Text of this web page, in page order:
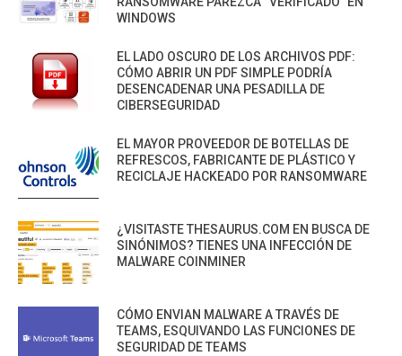
WINDOWS
EL LADO OSCURO DE LOS ARCHIVOS PDF:
CÓMO ABRIR UN PDF SIMPLE PODRÍA
DESENCADENAR UNA PESADILLA DE
CIBERSEGURIDAD
EL MAYOR PROVEEDOR DE BOTELLAS DE
REFRESCOS, FABRICANTE DE PLÁSTICO Y
RECICLAJE HACKEADO POR RANSOMWARE
¿VISITASTE THESAURUS.COM EN BUSCA DE
SINÓNIMOS? TIENES UNA INFECCIÓN DE
MALWARE COINMINER
CÓMO ENVIAN MALWARE A TRAVÉS DE
TEAMS, ESQUIVANDO LAS FUNCIONES DE
SEGURIDAD DE TEAMS